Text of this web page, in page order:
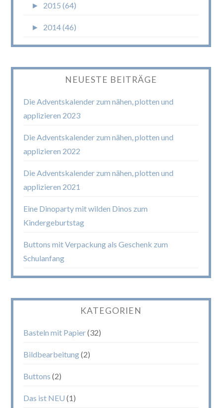
► 2015 (64)
► 2014 (46)
NEUESTE BEITRÄGE
Die Adventskalender zum nähen, plotten und
applizieren 2023
Die Adventskalender zum nähen, plotten und
applizieren 2022
Die Adventskalender zum nähen, plotten und
applizieren 2021
Eine Dinoparty mit wilden Dinos zum
Kindergeburtstag
Buttons mit Verpackung als Geschenk zum
Schulanfang
KATEGORIEN
Basteln mit Papier(32)
Bildbearbeitung(2)
Buttons (2)
Das ist NEU (1)